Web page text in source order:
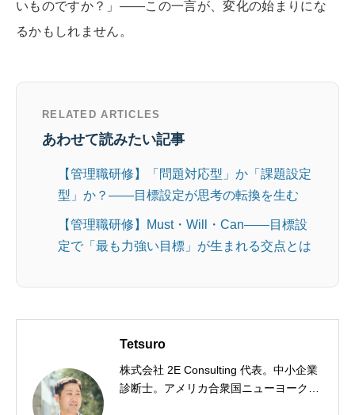
いものですか？」——この一言が、変化の始まりにな
るかもしれません。
RELATED ARTICLES
あわせて読みたい記事
【管理職研修】「問題対応型」か「課題設定
型」か？——目標設定が思考の転換を生む
【管理職研修】Must・Will・Can——目標設
定で「最も力強い目標」が生まれる交点とは
Tetsuro
株式会社 2E Consulting 代表。中小企業
診断士。アメリカ合衆国ニューヨーク州